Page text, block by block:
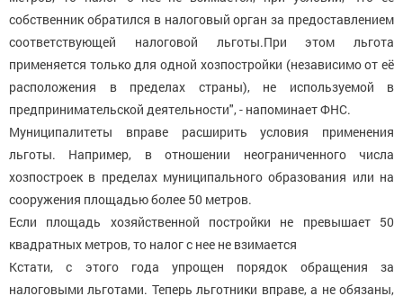
собственник обратился в налоговый орган за предоставлением
соответствующей налоговой льготы.При этом льгота
применяется только для одной хозпостройки (независимо от её
расположения в пределах страны), не используемой в
предпринимательской деятельности", - напоминает ФНС.
Муниципалитеты вправе расширить условия применения
льготы. Например, в отношении неограниченного числа
хозпостроек в пределах муниципального образования или на
сооружения площадью более 50 метров.
Если площадь хозяйственной постройки не превышает 50
квадратных метров, то налог с нее не взимается
Кстати, с этого года упрощен порядок обращения за
налоговыми льготами. Теперь льготники вправе, а не обязаны,